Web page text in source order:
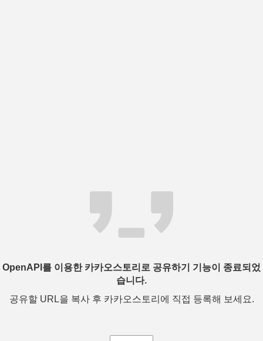
OpenAPI를 이용한 카카오스토리로 공유하기 기능이 종료되었
습니다.
공유할 URL을 복사 후 카카오스토리에 직접 등록해 보세요.